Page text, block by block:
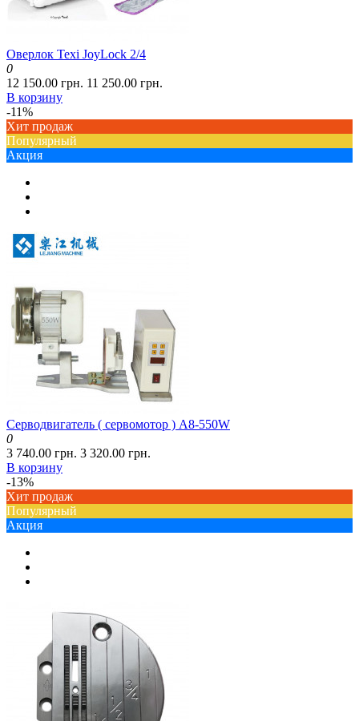
Оверлок Texi JoyLock 2/4
0
12 150.00 грн. 11 250.00 грн.
В корзину
-11%
Хит продаж
Популярный
Акция
Серводвигатель ( сервомотор ) A8-550W
0
3 740.00 грн. 3 320.00 грн.
В корзину
-13%
Хит продаж
Популярный
Акция